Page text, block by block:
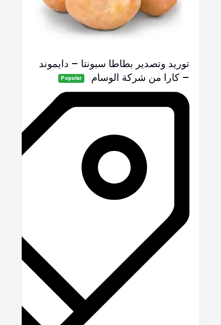
توريد وتصدير بطاطا سبونتا – دايموند
– كارا من شركة الوسام
Popular